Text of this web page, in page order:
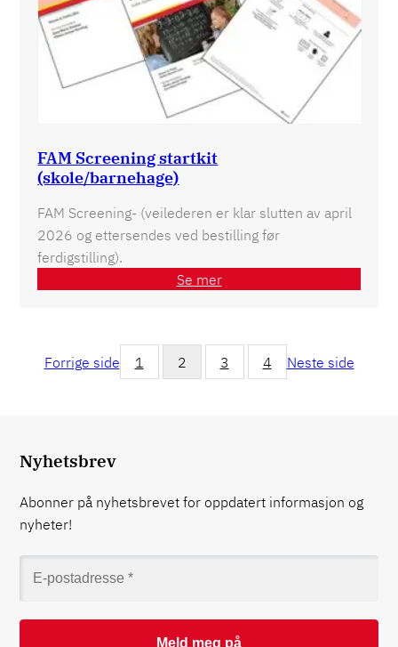
FAM Screening startkit
(skole/barnehage)
FAM Screening- (veilederen er klar slutten av april
2026 og ettersendes ved bestilling før
ferdigstilling).
Se mer
Forrige side 1 2 3 4 Neste side
Nyhetsbrev
Abonner på nyhetsbrevet for oppdatert informasjon og
nyheter!